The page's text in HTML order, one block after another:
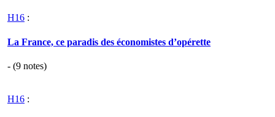
H16 :
La France, ce paradis des économistes d’opérette
- (9 notes)
H16 :